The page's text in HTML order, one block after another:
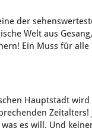
der
Welt aus
Ein Muss für alle
Hauptstadt
Zeitalters!
es will. Und